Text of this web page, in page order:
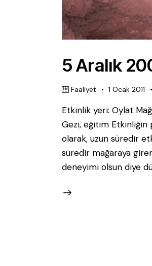
5 Aralık
Faaliyet 1 Ocak 2011
Etkinlik yeri: Oylat
Gezi, eğitim Etkinliğin
olarak, uzun süredir
süredir mağaraya
deneyimi olsun diye